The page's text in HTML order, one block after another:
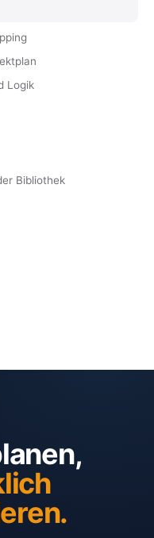
Logik
Bibliothek